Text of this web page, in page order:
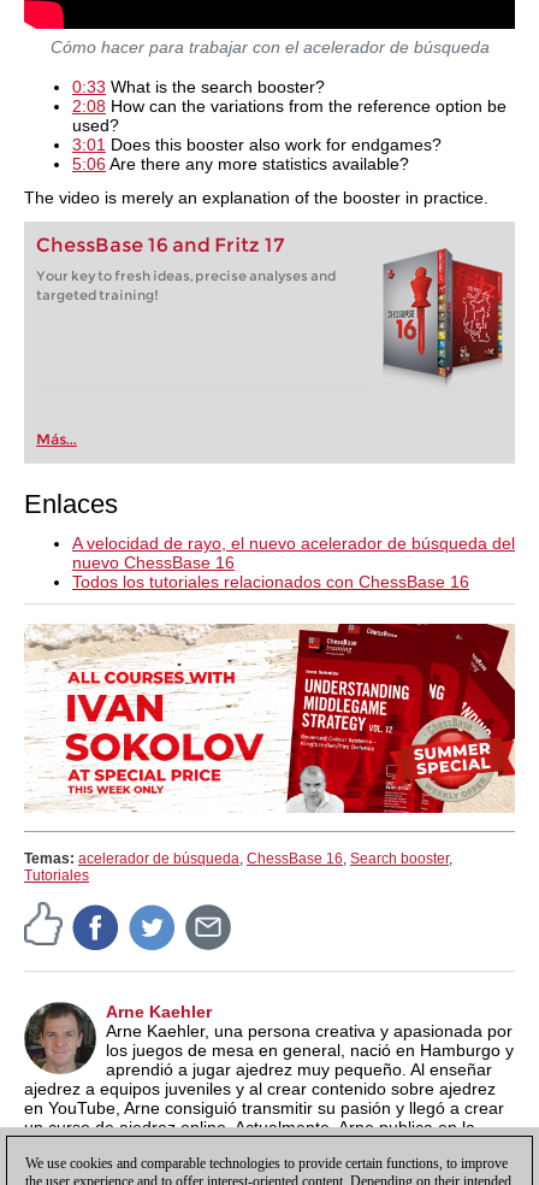
Cómo hacer para trabajar con el acelerador de búsqueda
0:33 What is the search booster?
2:08 How can the variations from the reference option be
used?
3:01 Does this booster also work for endgames?
5:06Are there any more statistics available?
The video is merely an explanation of the booster in practice.
ChessBase 16 and Fritz 17
Your key to fresh ideas, precise analyses and
targeted training!
Más...
Enlaces
A velocidad de rayo, el nuevo acelerador de búsqueda del
nuevo ChessBase 16
Todos los tutoriales relacionados con ChessBase 16
Temas: acelerador de búsqueda, ChessBase 16, Search booster,
Tutoriales
Arne Kaehler
Arne Kaehler, una persona creativa y apasionada por
los juegos de mesa en general, nació en Hamburgo y
aprendió a jugar ajedrez muy pequeño. Al enseñar
ajedrez a equipos juveniles y al crear contenido sobre ajedrez
en YouTube, Arne consiguió transmitir su pasión y llegó a crear
un curso de ajedrez online. Actualmente, Arne publica en la
artículos entretenidos y de promoción.
We use cookies and comparable technologies to provide certain functions, to improve
the user experience and to offer interest-oriented content. Depending on their intended